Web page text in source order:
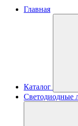
Главная
Каталог
Светодиодные